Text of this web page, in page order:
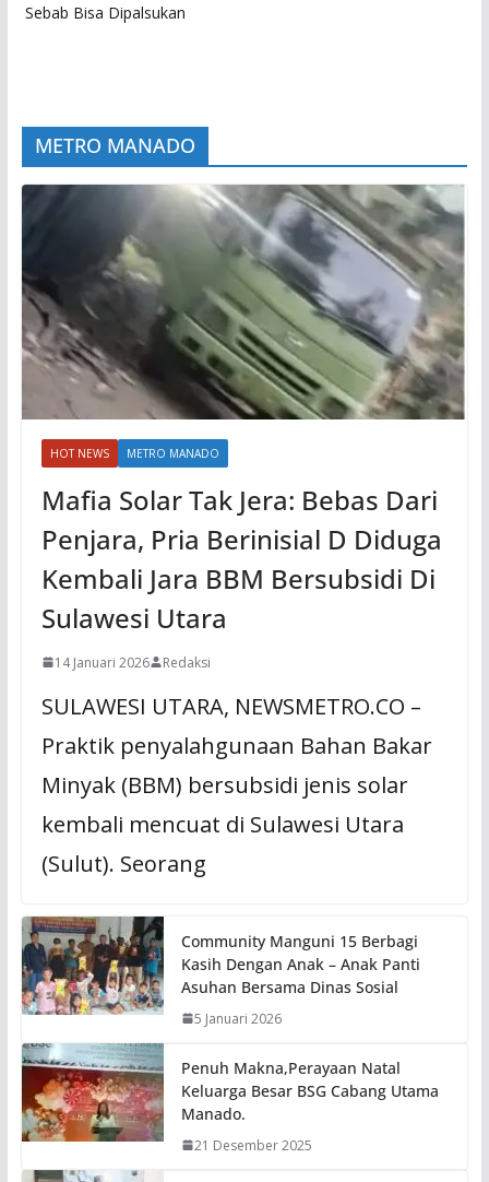
Sebab Bisa Dipalsukan
METRO MANADO
HOT NEWS METRO MANADO
Mafia Solar Tak Jera: Bebas Dari
Penjara, Pria Berinisial D Diduga
Kembali Jara BBM Bersubsidi Di
Sulawesi Utara
14 Januari 2026 Redaksi
SULAWESI UTARA, NEWSMETRO.CO –
Praktik penyalahgunaan Bahan Bakar
Minyak (BBM) bersubsidi jenis solar
kembali mencuat di Sulawesi Utara
(Sulut). Seorang
Community Manguni 15 Berbagi
Kasih Dengan Anak – Anak Panti
Asuhan Bersama Dinas Sosial
5 Januari 2026
Penuh Makna,Perayaan Natal
Keluarga Besar BSG Cabang Utama
Manado.
21 Desember 2025